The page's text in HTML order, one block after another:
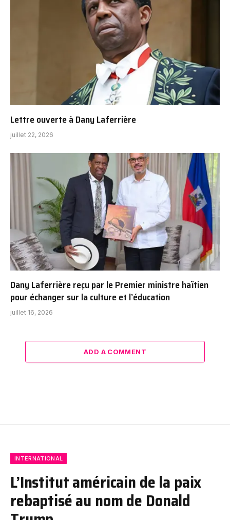
Lettre ouverte à Dany Laferrière
juillet 22, 2026
Dany Laferrière reçu par le Premier ministre haïtien
pour échanger sur la culture et l’éducation
juillet 16, 2026
ADD A COMMENT
INTERNATIONAL
L’Institut américain de la paix
rebaptisé au nom de Donald